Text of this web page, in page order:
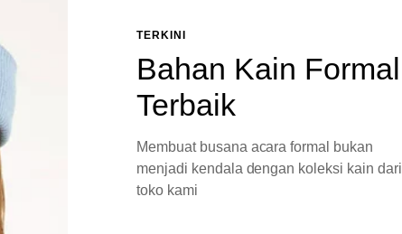
TERKINI
Bahan Kain Formal
Terbaik
Membuat busana acara formal bukan
menjadi kendala dengan koleksi kain dari
toko kami